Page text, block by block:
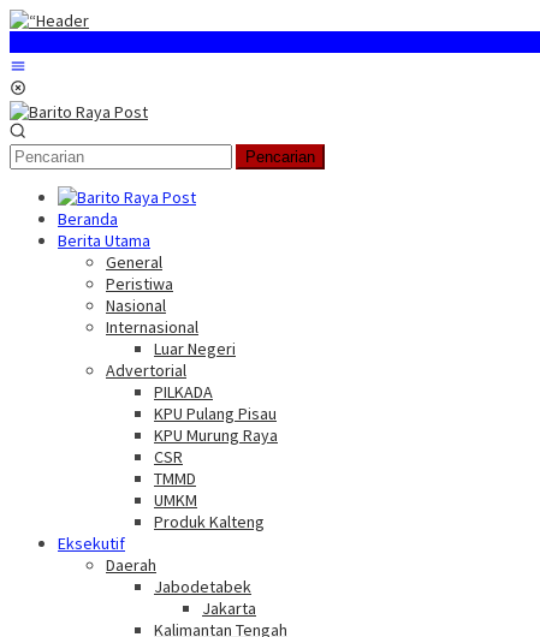
Loncat
konten
Pencarian
Beranda
Berita Utama
General
Peristiwa
Nasional
Internasional
Luar Negeri
Advertorial
PILKADA
KPU Pulang Pisau
KPU Murung Raya
CSR
TMMD
UMKM
Produk Kalteng
Eksekutif
Daerah
Jabodetabek
Jakarta
Kalimantan Tengah